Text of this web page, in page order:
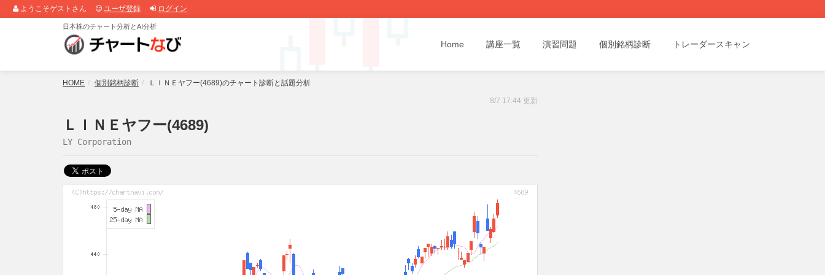
ようこそゲストさん ユーザ登録 ログイン
日本株のチャート分析とAI分析
Home 講座一覧 演習問題 個別銘柄診断 トレーダースキャン
HOME 個別銘柄診断 ＬＩＮＥヤフー(4689)のチャート診断と話題分析
8/7 17:44 更新
ＬＩＮＥヤフー(4689)
LY Corporation